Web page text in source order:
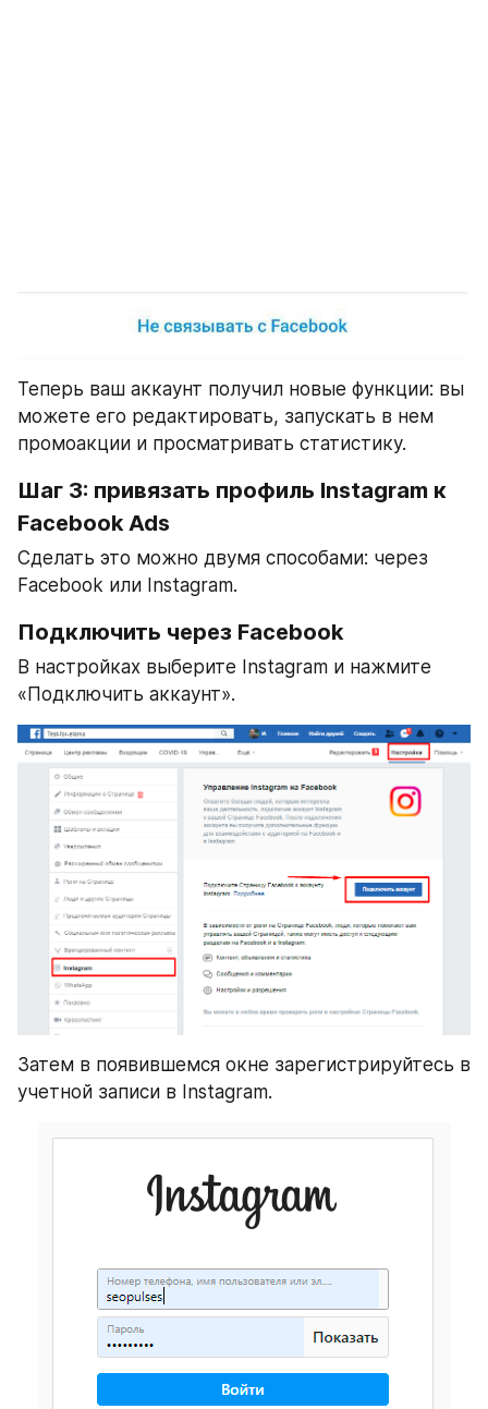
Теперь ваш аккаунт получил новые функции: вы
можете его редактировать, запускать в нем
промоакции и просматривать статистику.
Шаг 3: привязать профиль Instagram к
Facebook Ads
Сделать это можно двумя способами: через
Facebook или Instagram.
Подключить через Facebook
В настройках выберите Instagram и нажмите
«Подключить аккаунт».
Затем в появившемся окне зарегистрируйтесь в
учетной записи в Instagram.